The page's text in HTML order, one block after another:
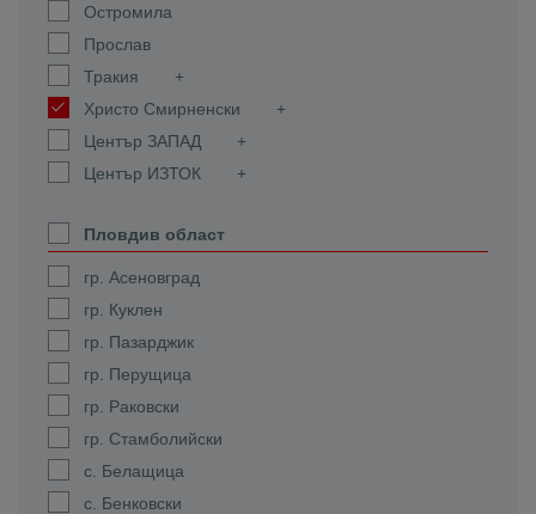
Остромила
Прослав
Тракия
Христо Смирненски
Център ЗАПАД
Център ИЗТОК
Пловдив област
гр. Асеновград
гр. Куклен
гр. Пазарджик
гр. Перущица
гр. Раковски
гр. Стамболийски
с. Белащица
с. Бенковски